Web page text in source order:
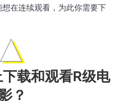
在连续观看，为此你需要下
载和观看R级电
？